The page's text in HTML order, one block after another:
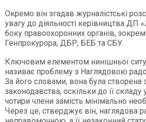
Окремо він згадав журналістські
увагу до діяльності керівництва ДП
боку правоохоронних органів,
Генпрокурора, ДБР, БЕБ та СБУ.
Ключовим елементом нинішньої
називає проблему з Наглядовою
За його словами, вона була
законодавства, оскільки до її
чотири члени замість мінімально
Через це, стверджує він, наглядова